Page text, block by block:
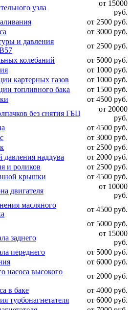
узла
от 15000
руб.
от 2500 руб.
от 3000 руб.
и давления
от 2500 руб.
колебаний
от 5000 руб.
от 1000 руб.
картерных газов
от 1000 руб.
топливного бака
от 1500 руб.
от 4500 руб.
без снятия ГБЦ
от 20000
руб.
от 4500 руб.
от 3000 руб.
от 2500 руб.
давления наддува
от 2000 руб.
и роликов
от 2500 руб.
крышки
от 4500 руб.
двигателя
от 10000
руб.
масляного
от 4500 руб.
от 5000 руб.
заднего
от 15000
руб.
переднего
от 5000 руб.
от 6000 руб.
насоса высокого
от 2000 руб.
в баке
от 4000 руб.
турбонагнетателя
от 6000 руб.